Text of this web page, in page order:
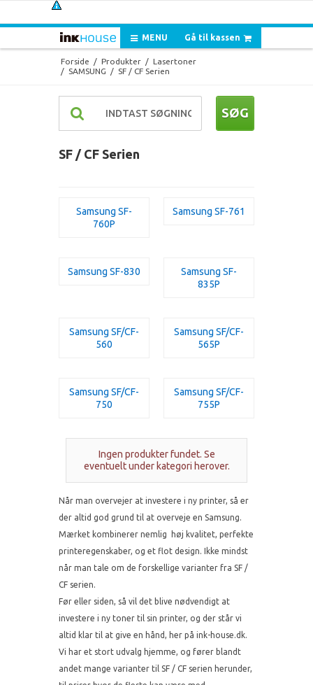
Gå til kassen
MENU
Forside / Produkter / Lasertoner
/ SAMSUNG / SF / CF Serien
SØG
SF / CF Serien
Samsung SF-
760P
Samsung SF-761
Samsung SF-830
Samsung SF-
835P
Samsung SF/CF-
560
Samsung SF/CF-
565P
Samsung SF/CF-
750
Samsung SF/CF-
755P
Ingen produkter fundet. Se
eventuelt under kategori herover.
Når man overvejer at investere i ny printer, så er
der altid god grund til at overveje en Samsung.
Mærket kombinerer nemlig høj kvalitet, perfekte
printeregenskaber, og et flot design. Ikke mindst
når man tale om de forskellige varianter fra SF /
CF serien.
Før eller siden, så vil det blive nødvendigt at
investere i ny toner til sin printer, og der står vi
altid klar til at give en hånd, her på ink-house.dk.
Vi har et stort udvalg hjemme, og fører blandt
andet mange varianter til SF / CF serien herunder,